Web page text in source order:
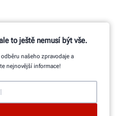
to ještě nemusí být vše.
našeho zpravodaje a
nejnovější informace!